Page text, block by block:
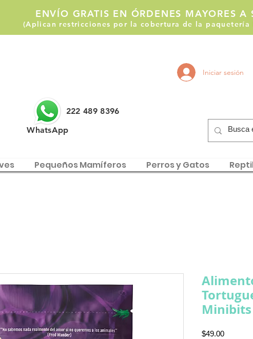
ENVÍO GRATIS EN ÓRDENES MAYORES A
(Aplican restricciones por la cobertura de la paquetería
Iniciar sesión
222 489 8396
WhatsApp
Pequeños Mamíferos Perros y Gatos
Minibits
$49.00Precio